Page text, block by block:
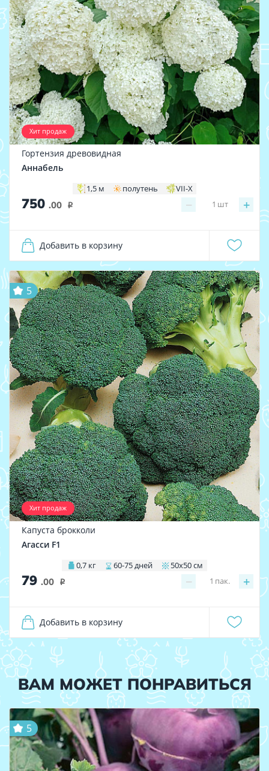
Хит продаж
Гортензия древовидная
Аннабель
1,5 м полутень VII-X
750 .00 i − +
1 шт
Добавить в корзину
Хит продаж
5
Капуста брокколи
Агасси F1
0,7 кг 60-75 дней 50х50 см
79 .00 i − +
1 пак.
Добавить в корзину
ВАМ МОЖЕТ ПОНРАВИТЬСЯ
5